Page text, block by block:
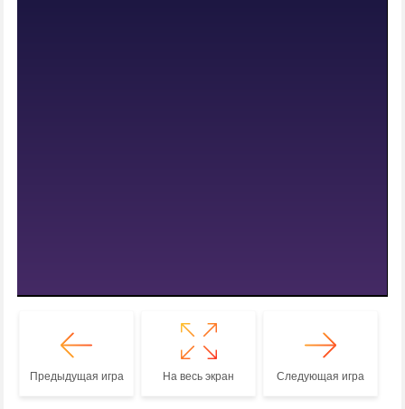
Предыдущая игра На весь экран Следующая игра